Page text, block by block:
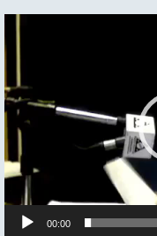
de
vídeo
00:00